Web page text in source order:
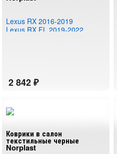
Lexus RX 2016-2019
Lexus RX FL 2019-2022
Коврики в салон
текстильные черные
Norplast